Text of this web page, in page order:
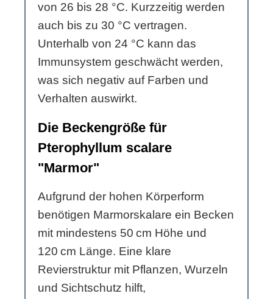
von 26 bis 28 °C. Kurzzeitig werden
auch bis zu 30 °C vertragen.
Unterhalb von 24 °C kann das
Immunsystem geschwächt werden,
was sich negativ auf Farben und
Verhalten auswirkt.
Die Beckengröße für
Pterophyllum scalare
"Marmor"
Aufgrund der hohen Körperform
benötigen Marmorskalare ein Becken
mit mindestens 50 cm Höhe und
120 cm Länge. Eine klare
Revierstruktur mit Pflanzen, Wurzeln
und Sichtschutz hilft,